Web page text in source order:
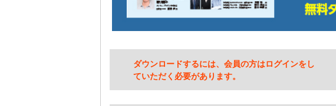
ダウンロードするには、会員の方はログインをし
ていただく必要があります。